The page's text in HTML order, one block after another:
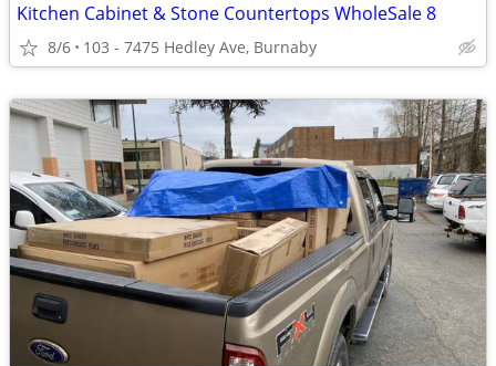
Kitchen Cabinet & Stone Countertops WholeSale 8
8/6 103 - 7475 Hedley Ave, Burnaby